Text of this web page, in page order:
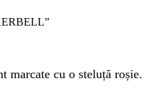
marcate cu o steluță roșie.